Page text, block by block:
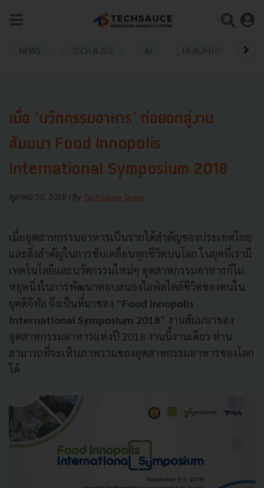
NEWS TECH & BIZ AI HEALTHTECH
เมื่อ ‘นวัตกรรมอาหาร’ ต่อยอดสู่งาน
สัมมนา Food Innopolis
International Symposium 2018
ตุลาคม 30, 2018 | By Techsauce Team
เมื่ออุตสาหกรรมอาหารเป็นรายได้สำคัญของประเทศไทย
และสิ่งสำคัญในการขับเคลื่อนทุกชีวิตบนโลก ในยุคที่เรามี
เทคโนโลยีและนวัตกรรมใหม่ๆ อุตสาหกรรมอาหารก็ไม่
หยุดนิ่งในการพัฒนาตอบสนองไลฟ์สไตล์ชีวิตของคนใน
ยุคดิจิทัล จึงเป็นที่มาของ “Food Innopolis
International Symposium 2018” งานสัมมนาของ
อุตสาหกรรมอาหารแห่งปี 2018 งานนี้งานเดียว ท่าน
สามารถที่จะเห็นภาพรวมของอุตสาหกรรมอาหารของโลก
ได้